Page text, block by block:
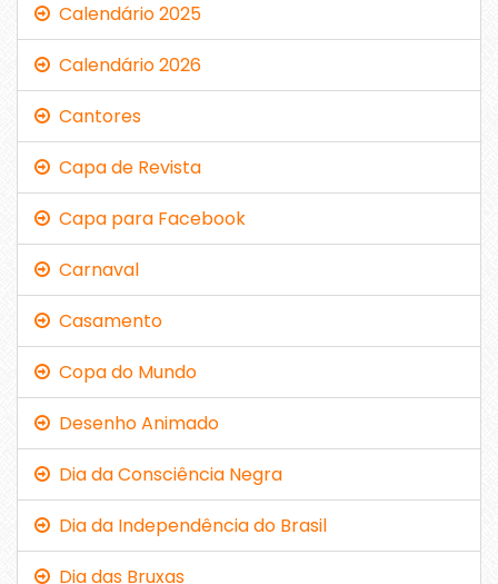
Calendário 2025
Calendário 2026
Cantores
Capa de Revista
Capa para Facebook
Carnaval
Casamento
Copa do Mundo
Desenho Animado
Dia da Consciência Negra
Dia da Independência do Brasil
Dia das Bruxas